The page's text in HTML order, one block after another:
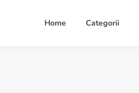
Home Categorii